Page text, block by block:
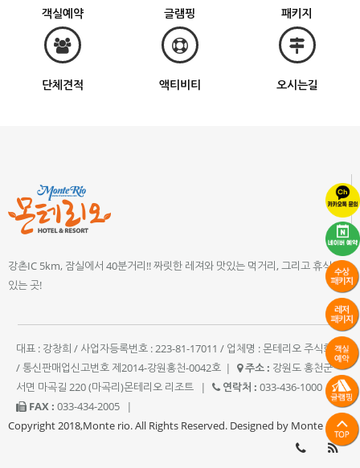
객실예약 글램핑 패키지
단체견적 액티비티 오시는길
강촌IC 5km, 잠실에서 40분거리!! 짜릿한 레져와 맛있는 먹거리, 그리고 휴식이
있는 곳!
대표 : 강창희 / 사업자등록번호 : 223-81-17011 / 업체명 : 몬테리오 주식회사
/ 통신판매업신고번호 제2014-강원홍천-0042호 | 주소 : 강원도 홍천군
서면 마곡길 220 (마곡리)몬테리오 리조트
| 연락처 : 033-436-1000
|
FAX : 033-434-2005
|
Copyright 2018,Monte rio. All Rights Reserved. Designed by Monte rio.